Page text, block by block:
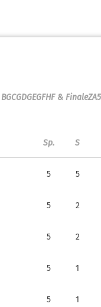
GCGDGEGFHF & FinaleZA5
Sp. S
5 5
5 2
5 2
5 1
5 1